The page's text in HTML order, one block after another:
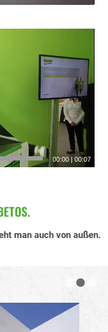
00:00| 00:07
man auch von außen.